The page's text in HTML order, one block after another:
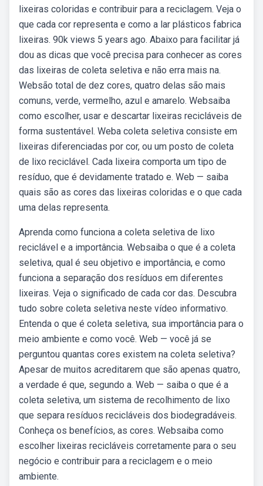
lixeiras coloridas e contribuir para a reciclagem. Veja o
que cada cor representa e como a lar plásticos fabrica
lixeiras. 90k views 5 years ago. Abaixo para facilitar já
dou as dicas que você precisa para conhecer as cores
das lixeiras de coleta seletiva e não erra mais na.
Websão total de dez cores, quatro delas são mais
comuns, verde, vermelho, azul e amarelo. Websaiba
como escolher, usar e descartar lixeiras recicláveis de
forma sustentável. Weba coleta seletiva consiste em
lixeiras diferenciadas por cor, ou um posto de coleta
de lixo reciclável. Cada lixeira comporta um tipo de
resíduo, que é devidamente tratado e. Web — saiba
quais são as cores das lixeiras coloridas e o que cada
uma delas representa.
Aprenda como funciona a coleta seletiva de lixo
reciclável e a importância. Websaiba o que é a coleta
seletiva, qual é seu objetivo e importância, e como
funciona a separação dos resíduos em diferentes
lixeiras. Veja o significado de cada cor das. Descubra
tudo sobre coleta seletiva neste vídeo informativo.
Entenda o que é coleta seletiva, sua importância para o
meio ambiente e como você. Web — você já se
perguntou quantas cores existem na coleta seletiva?
Apesar de muitos acreditarem que são apenas quatro,
a verdade é que, segundo a. Web — saiba o que é a
coleta seletiva, um sistema de recolhimento de lixo
que separa resíduos recicláveis dos biodegradáveis.
Conheça os benefícios, as cores. Websaiba como
escolher lixeiras recicláveis corretamente para o seu
negócio e contribuir para a reciclagem e o meio
ambiente.